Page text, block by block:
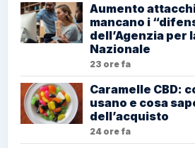
Aumento
mancano i
dell’Agenzia per
Nazionale
23 ore fa
Caramelle CBD:
usano e cosa
dell’acquisto
24 ore fa